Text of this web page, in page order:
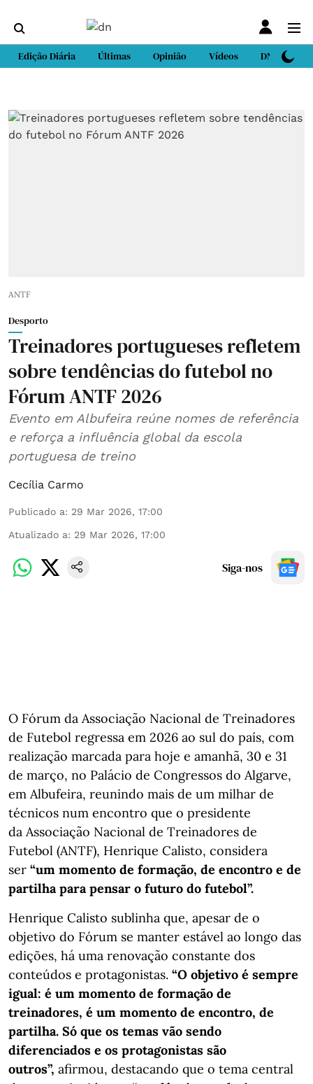
Edição Diária Últimas Opinião Vídeos DN Sport
ANTF
Desporto
Treinadores portugueses refletem
sobre tendências do futebol no
Fórum ANTF 2026
Evento em Albufeira reúne nomes de referência
e reforça a influência global da escola
portuguesa de treino
Cecília Carmo
Publicado a: 29 Mar 2026, 17:00
Atualizado a: 29 Mar 2026, 17:00
Siga-nos
O Fórum da Associação Nacional de Treinadores
de Futebol regressa em 2026 ao sul do país, com
realização marcada para hoje e amanhã, 30 e 31
de março, no Palácio de Congressos do Algarve,
em Albufeira, reunindo mais de um milhar de
técnicos num encontro que o presidente
da Associação Nacional de Treinadores de
Futebol (ANTF), Henrique Calisto, considera
ser “um momento de formação, de encontro e de
partilha para pensar o futuro do futebol”.
Henrique Calisto sublinha que, apesar de o
objetivo do Fórum se manter estável ao longo das
edições, há uma renovação constante dos
conteúdos e protagonistas. “O objetivo é sempre
igual: é um momento de formação de
treinadores, é um momento de encontro, de
partilha. Só que os temas vão sendo
diferenciados e os protagonistas são
outros”, afirmou, destacando que o tema central